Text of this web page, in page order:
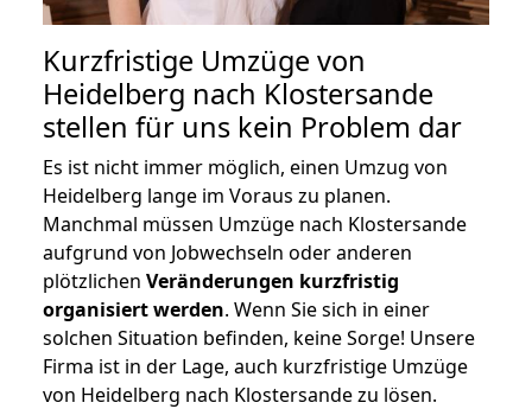
Kurzfristige Umzüge von
Heidelberg nach Klostersande
stellen für uns kein Problem dar
Es ist nicht immer möglich, einen Umzug von
Heidelberg lange im Voraus zu planen.
Manchmal müssen Umzüge nach Klostersande
aufgrund von Jobwechseln oder anderen
plötzlichen Veränderungen kurzfristig
organisiert werden. Wenn Sie sich in einer
solchen Situation befinden, keine Sorge! Unsere
Firma ist in der Lage, auch kurzfristige Umzüge
von Heidelberg nach Klostersande zu lösen.